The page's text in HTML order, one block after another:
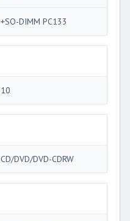
+SO-DIMM PC133
10
CD/DVD/DVD-CDRW